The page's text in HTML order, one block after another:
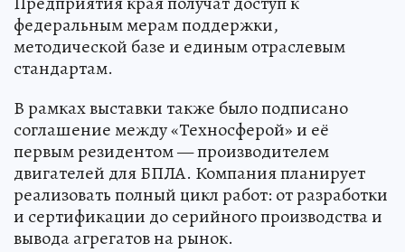
федеральным мерам поддержки,
методической базе и единым отраслевым
стандартам.
В рамках выставки также было подписано
соглашение между «Техносферой» и её
первым резидентом — производителем
двигателей для БПЛА. Компания планирует
реализовать полный цикл работ: от разработки
и сертификации до серийного производства и
вывода агрегатов на рынок.